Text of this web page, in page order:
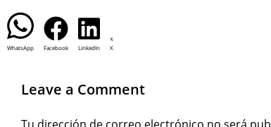
WhatsApp Facebook LinkedIn X
Leave a Comment